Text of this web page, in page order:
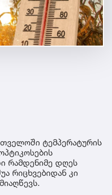
ტემპერატურის
რამდენიმე დღეს
რიცხვებიდან კი